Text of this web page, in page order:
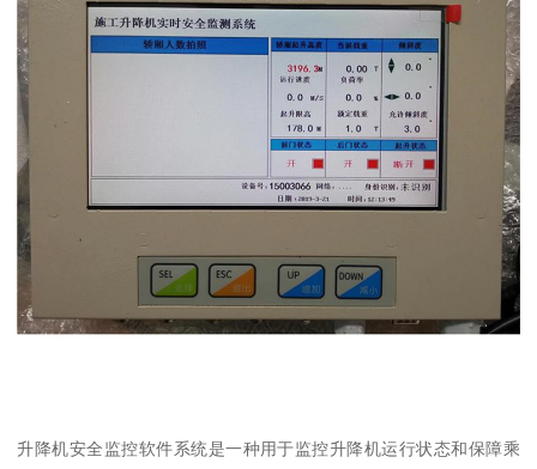
升降机安全监控软件系统是一种用于监控升降机运行状态和保障乘